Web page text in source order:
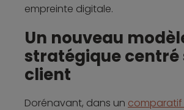
empreinte digitale.
Un nouveau
stratégique centré
client
Dorénavant, dans un